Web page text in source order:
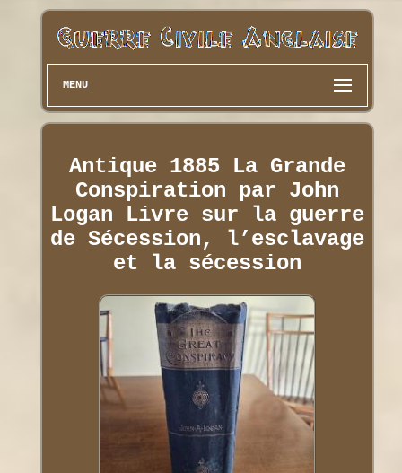
MENU
Antique 1885 La Grande
Conspiration par John
Logan Livre sur la guerre
de Sécession, l’esclavage
et la sécession